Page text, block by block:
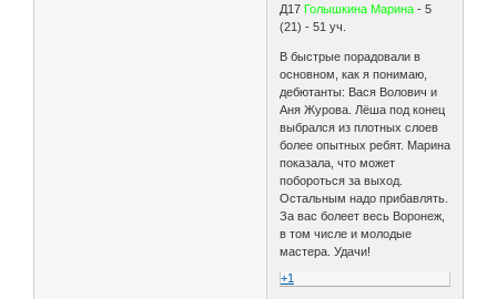
Д17 Голышкина Марина - 5
(21) - 51 уч.
В быстрые порадовали в
основном, как я понимаю,
дебютанты: Вася Волович и
Аня Журова. Лёша под конец
выбрался из плотных слоев
более опытных ребят. Марина
показала, что может
побороться за выход.
Остальным надо прибавлять.
За вас болеет весь Воронеж,
в том числе и молодые
мастера. Удачи!
+1